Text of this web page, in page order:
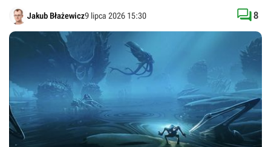
Jakub Błażewicz9 lipca 2026 15:30 8